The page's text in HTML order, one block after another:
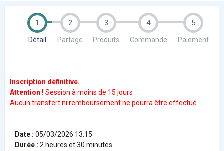
1
Détail
2
Partage
3
Produits
4
Commande
5
Paiement
nscription définitive.
Attention ! Session à moins de 15 jours :
Aucun transfert ni remboursement ne pourra être effectué.
Date : 05/03/2026 13:15
Durée : 2 heures et 30 minutes